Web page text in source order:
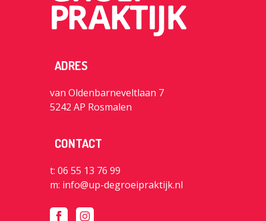
ADRES
van Oldenbarneveltlaan 7
5242 AP Rosmalen
CONTACT
t: 06 55 13 76 99
m: info@up-degroeipraktijk.nl